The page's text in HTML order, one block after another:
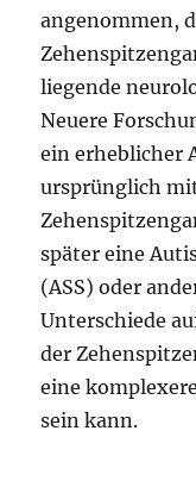
angenommen,
liegende
Neuere
ein erheblicher
ursprünglich
später eine
(ASS) oder
Unterschiede
der
eine
sein kann.